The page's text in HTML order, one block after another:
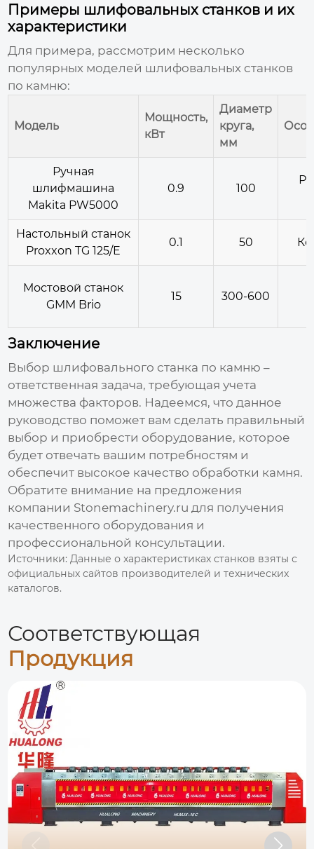
Примеры шлифовальных станков и их
характеристики
Для примера, рассмотрим несколько
популярных моделей шлифовальных станков
по камню:
Модель
Мощность,
кВт
Диаметр
круга,
мм
Ручная
шлифмашина
Makita PW5000
0.9 100
Настольный станок
Proxxon TG 125/E
0.1 50
Мостовой станок
GMM Brio
15 300-600
Заключение
Выбор шлифовального станка по камню –
ответственная задача, требующая учета
множества факторов. Надеемся, что данное
руководство поможет вам сделать правильный
выбор и приобрести оборудование, которое
будет отвечать вашим потребностям и
обеспечит высокое качество обработки камня.
Обратите внимание на предложения
компании Stonemachinery.ru для получения
качественного оборудования и
профессиональной консультации.
Источники: Данные о характеристиках станков взяты с
официальных сайтов производителей и технических
каталогов.
Соответствующая
Продукция